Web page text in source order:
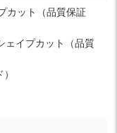
カット（品質保証
ェイプカット（品質